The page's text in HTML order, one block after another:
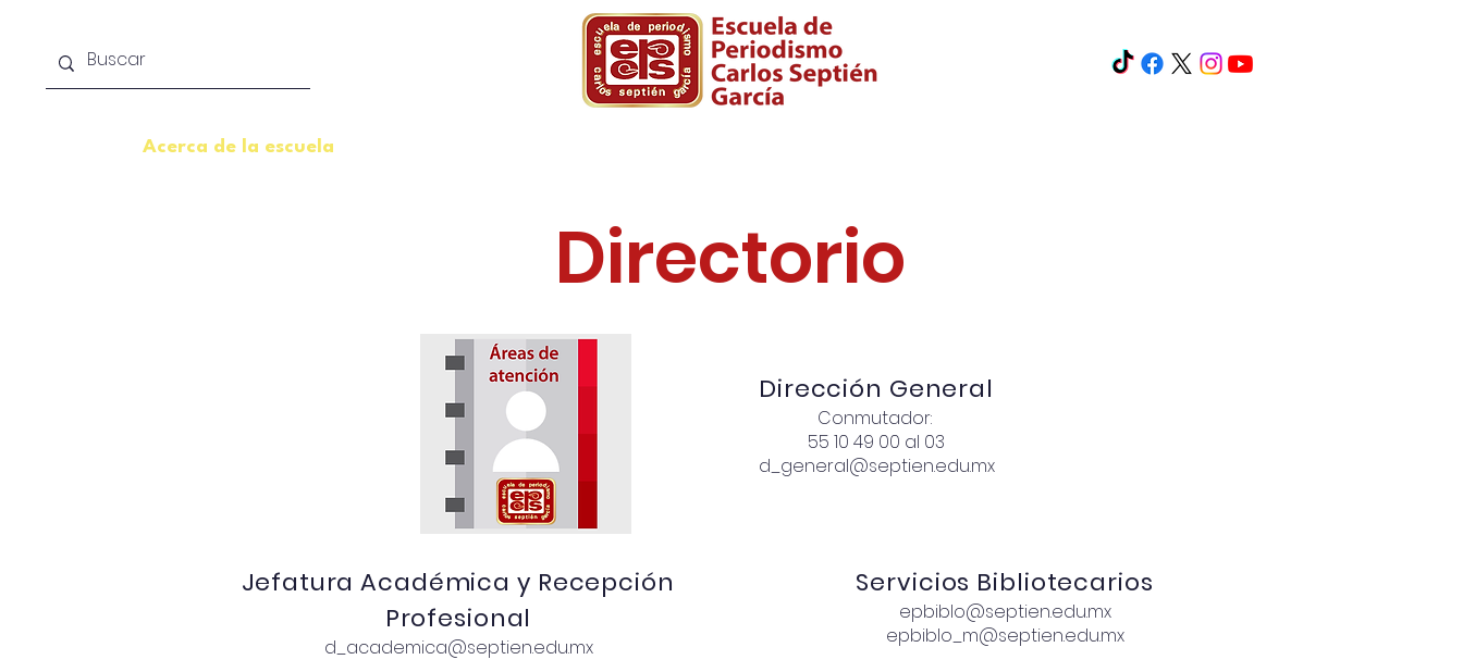
Acerca de la escuela
Directorio
Dirección General
Conmutador:
55 10 49 00 al 03
d_general@septien.edu.mx
Jefatura Académica y Recepción
Profesional
d_academica@septien.edu.mx
Servicios Bibliotecarios
epbiblo@septien.edu.mx
epbiblo_m@septien.edu.mx